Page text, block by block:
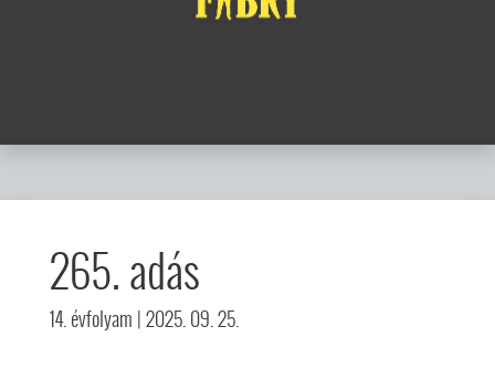
265. adás
14. évfolyam | 2025. 09. 25.